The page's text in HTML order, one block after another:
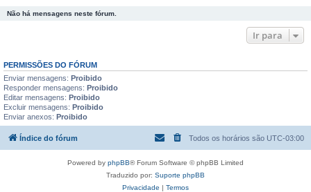
Não há mensagens neste fórum.
Ir para
PERMISSÕES DO FÓRUM
Enviar mensagens: Proibido
Responder mensagens: Proibido
Editar mensagens: Proibido
Excluir mensagens: Proibido
Enviar anexos: Proibido
Índice do fórum Todos os horários são UTC-03:00
Powered by phpBB® Forum Software © phpBB Limited
Traduzido por: Suporte phpBB
Privacidade | Termos